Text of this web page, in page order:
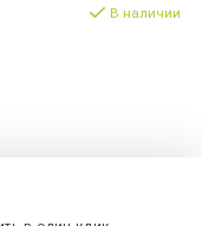
В наличии